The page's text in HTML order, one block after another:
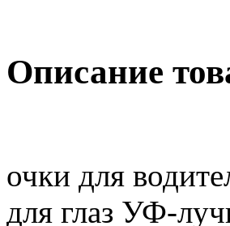
Описание
очки для
для глаз УФ-